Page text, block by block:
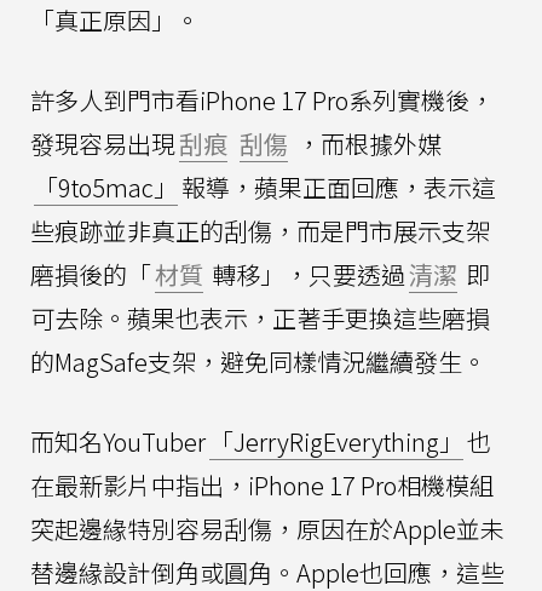
「真正原因」。
許多人到門市看iPhone 17 Pro系列實機後，
發現容易出現刮痕 刮傷 ，而根據外媒
「9to5mac」 報導，蘋果正面回應，表示這
些痕跡並非真正的刮傷，而是門市展示支架
磨損後的「材質 轉移」，只要透過清潔 即
可去除。蘋果也表示，正著手更換這些磨損
的MagSafe支架，避免同樣情況繼續發生。
而知名YouTuber 「JerryRigEverything」 也
在最新影片中指出，iPhone 17 Pro相機模組
突起邊緣特別容易刮傷，原因在於Apple並未
替邊緣設計倒角或圓角。Apple也回應，這些